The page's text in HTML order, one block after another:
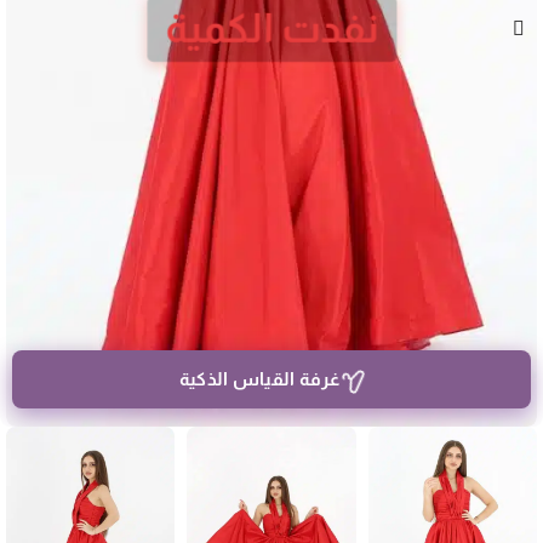
نفدت الكمية
غرفة القياس الذكية